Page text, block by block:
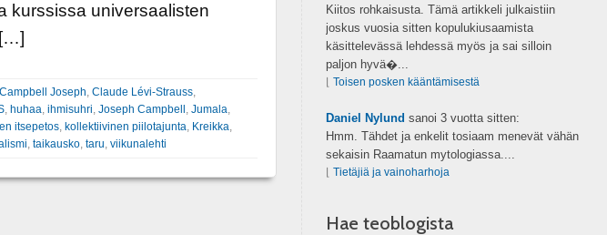
kurssissa universaalisten
Campbell Joseph Claude Lévi-Strauss,
, huhaa ihmisuhri Joseph Campbell Jumala
itsepetos, kollektiivinen piilotajunta Kreikka
taikausko, taru viikunalehti
Kiitos rohkaisusta. Tämä artikkeli julkaistiin
joskus vuosia sitten kopulukiusaamista
käsittelevässä lehdessä myös ja sai silloin
paljon hyvä�...
Toisen posken kääntämisestä
Daniel Nylund sanoi 3 vuotta sitten:
Hmm. Tähdet ja enkelit tosiaam menevät vähän
sekaisin Raamatun mytologiassa....
Tietäjiä ja vainoharhoja
Hae teoblogista